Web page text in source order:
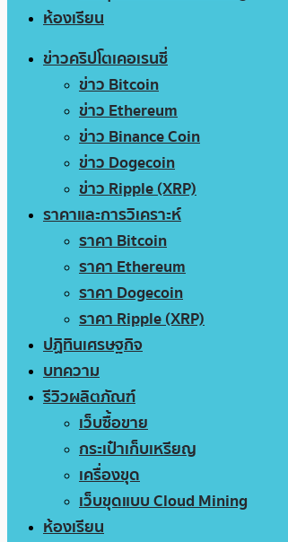
ห้องเรียน
ข่าวคริปโตเคอเรนซี่
ข่าว Bitcoin
ข่าว Ethereum
ข่าว Binance Coin
ข่าว Dogecoin
ข่าว Ripple (XRP)
ราคาและการวิเคราะห์
ราคา Bitcoin
ราคา Ethereum
ราคา Dogecoin
ราคา Ripple (XRP)
ปฏิทินเศรษฐกิจ
บทความ
รีวิวผลิตภัณฑ์
เว็บซื้อขาย
กระเป๋าเก็บเหรียญ
เครื่องขุด
เว็บขุดแบบ Cloud Mining
ห้องเรียน